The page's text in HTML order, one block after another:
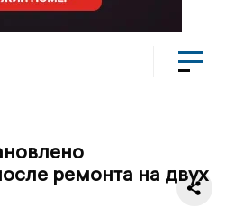
ремонта на двух